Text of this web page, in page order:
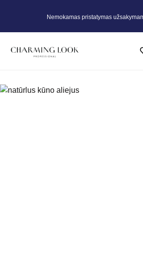
Nemokamas pristatymas